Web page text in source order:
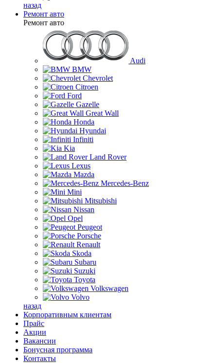
назад
Ремонт авто
Ремонт авто
Audi
BMW
Chevrolet
Citroen
Ford
Gazelle
Great Wall
Honda
Hyundai
Infiniti
Kia
Land Rover
Lexus
Mazda
Mercedes-Benz
Mini
Mitsubishi
Nissan
Opel
Peugeot
Porsche
Renault
Skoda
Subaru
Suzuki
Toyota
Volkswagen
Volvo
назад
Корпоративным клиентам
Прайс
Акции
Вакансии
Бонусная программа
Контакты